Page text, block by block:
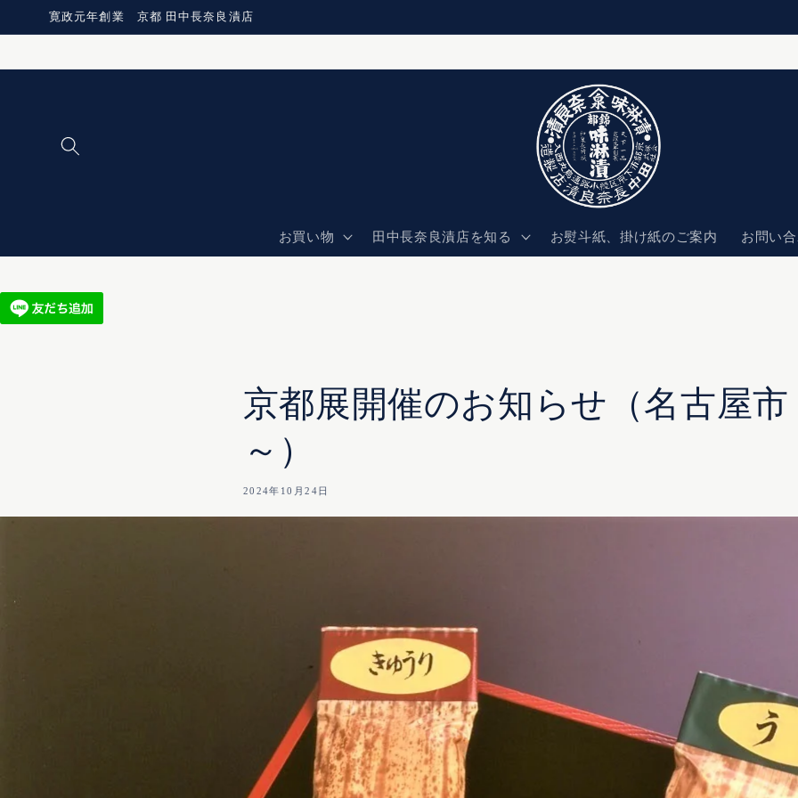
ンツに
進む
寛政元年創業 京都 田中長奈良漬店
お買い物 田中長奈良漬店を知る お熨斗紙、掛け紙のご案内 お問い
京都展開催のお知らせ（名古屋
～）
2024年10月24日